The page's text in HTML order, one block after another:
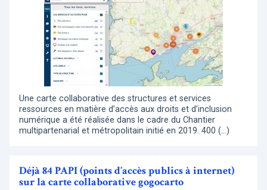
Une carte collaborative des structures et services
ressources en matière d’accès aux droits et d’inclusion
numérique a été réalisée dans le cadre du Chantier
multipartenarial et métropolitain initié en 2019. 400 (…)
Déjà 84 PAPI (points d’accès publics à internet)
sur la carte collaborative gogocarto